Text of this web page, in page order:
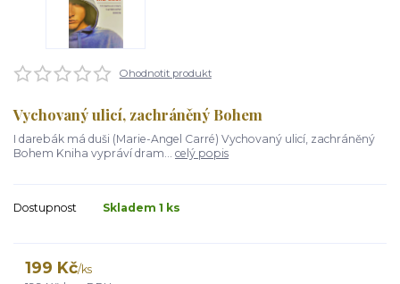
Ohodnotit produkt
Vychovaný ulicí, zachráněný Bohem
I darebák má duši (Marie-Angel Carré) Vychovaný ulicí, zachráněný
Bohem Kniha vypráví dram... celý popis
Dostupnost Skladem 1 ks
199 Kč/ks